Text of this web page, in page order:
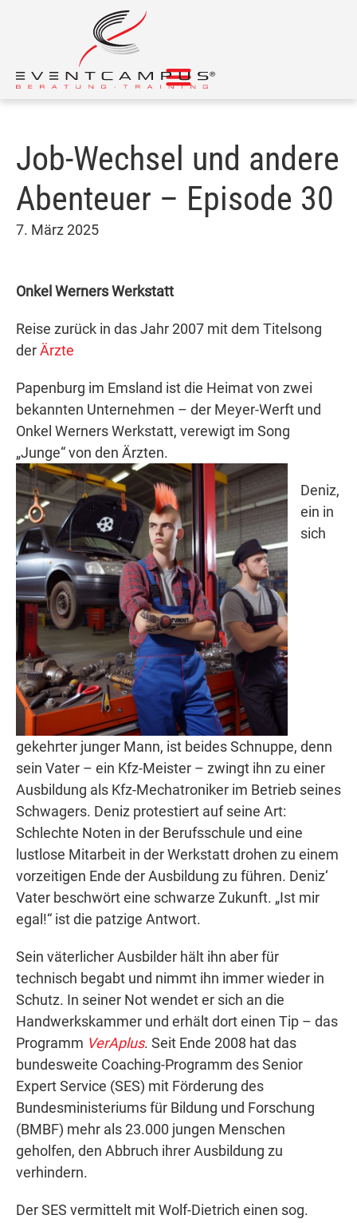
Job-Wechsel und andere
Abenteuer – Episode 30
7. März 2025
Onkel Werners Werkstatt
Reise zurück in das Jahr 2007 mit dem Titelsong
derÄrzte
Papenburg im Emsland ist die Heimat von zwei
bekannten Unternehmen – der Meyer-Werft und
Onkel Werners Werkstatt, verewigt im Song
„Junge“ von den Ärzten.
Deniz,
ein in
sich
gekehrter junger Mann, ist beides Schnuppe, denn
sein Vater – ein Kfz-Meister – zwingt ihn zu einer
Ausbildung als Kfz-Mechatroniker im Betrieb seines
Schwagers. Deniz protestiert auf seine Art:
Schlechte Noten in der Berufsschule und eine
lustlose Mitarbeit in der Werkstatt drohen zu einem
vorzeitigen Ende der Ausbildung zu führen. Deniz‘
Vater beschwört eine schwarze Zukunft. „Ist mir
egal!“ ist die patzige Antwort.
Sein väterlicher Ausbilder hält ihn aber für
technisch begabt und nimmt ihn immer wieder in
Schutz. In seiner Not wendet er sich an die
Handwerkskammer und erhält dort einen Tip – das
Programm VerAplus. Seit Ende 2008 hat das
bundesweite Coaching-Programm des Senior
Expert Service (SES) mit Förderung des
Bundesministeriums für Bildung und Forschung
(BMBF) mehr als 23.000 jungen Menschen
geholfen, den Abbruch ihrer Ausbildung zu
verhindern.
Der SES vermittelt mit Wolf-Dietrich einen sog.